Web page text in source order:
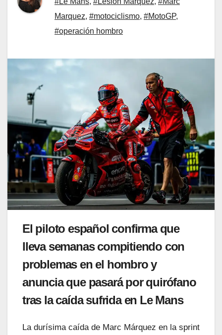
Marquez, #motociclismo, #MotoGP,
#operación hombro
El piloto español confirma que
lleva semanas compitiendo con
problemas en el hombro y
anuncia que pasará por quirófano
tras la caída sufrida en Le Mans
La durísima caída de Marc Márquez en la sprint